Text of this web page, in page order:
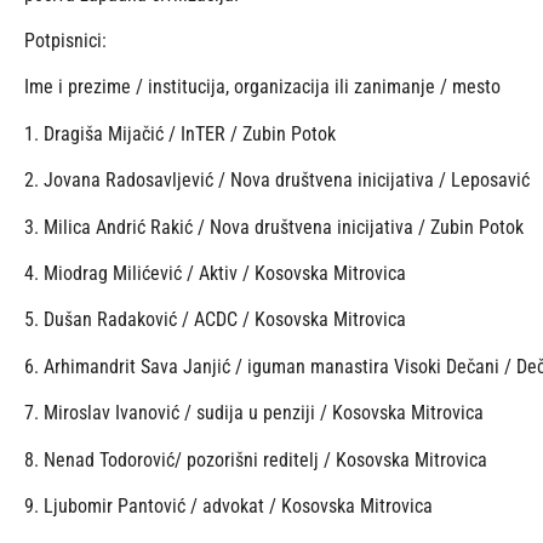
Potpisnici:
Ime i prezime / institucija, organizacija ili zanimanje / mesto
1. Dragiša Mijačić / InTER / Zubin Potok
2. Jovana Radosavljević / Nova društvena inicijativa / Leposavić
3. Milica Andrić Rakić / Nova društvena inicijativa / Zubin Potok
4. Miodrag Milićević / Aktiv / Kosovska Mitrovica
5. Dušan Radaković / ACDC / Kosovska Mitrovica
6. Arhimandrit Sava Janjić / iguman manastira Visoki Dečani /
7. Miroslav Ivanović / sudija u penziji / Kosovska Mitrovica
8. Nenad Todorović/ pozorišni reditelj / Kosovska Mitrovica
9. Ljubomir Pantović / advokat / Kosovska Mitrovica